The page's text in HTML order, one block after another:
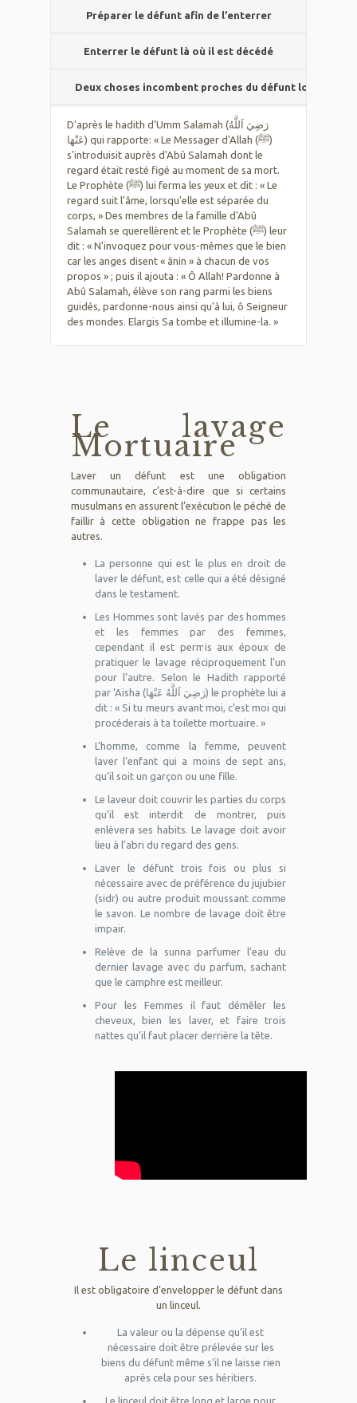
Préparer le défunt afin de l’enterrer
Enterrer le défunt là où il est décédé
Deux choses incombent proches du défunt lorsque la
D'après le hadith d’Umm Salamah (رَضِيَ اَللَّهُ
عَنْهَا) qui rapporte: « Le Messager d'Allah (ﷺ)
s'introduisit auprès d'Abû Salamah dont le
regard était resté figé au moment de sa mort.
Le Prophète (ﷺ) lui ferma les yeux et dit : « Le
regard suit l'âme, lorsqu'elle est séparée du
corps, » Des membres de la famille d'Abû
Salamah se querellèrent et le Prophète (ﷺ) leur
dit : « N'invoquez pour vous-mêmes que le bien
car les anges disent « ânin » à chacun de vos
propos » ; puis il ajouta : « Ô Allah! Pardonne à
Abû Salamah, élève son rang parmi les biens
guidés, pardonne-nous ainsi qu'à lui, ô Seigneur
des mondes. Elargis Sa tombe et illumine-la. »
Le lavage
Mortuaire
Laver un défunt est une obligation
communautaire, c’est-à-dire que si certains
musulmans en assurent l’exécution le péché de
faillir à cette obligation ne frappe pas les
autres.
La personne qui est le plus en droit de
laver le défunt, est celle qui a été désigné
dans le testament.
Les Hommes sont lavés par des hommes
et les femmes par des femmes,
cependant il est permis aux époux de
pratiquer le lavage réciproquement l’un
pour l’autre. Selon le Hadith rapporté
par ‘Aisha (رَضِيَ اَللَّهُ عَنْهَا) le prophète lui a
dit : « Si tu meurs avant moi, c’est moi qui
procéderais à ta toilette mortuaire. »
L’homme, comme la femme, peuvent
laver l’enfant qui a moins de sept ans,
qu’il soit un garçon ou une fille.
Le laveur doit couvrir les parties du corps
qu’il est interdit de montrer, puis
enlèvera ses habits. Le lavage doit avoir
lieu à l'abri du regard des gens.
Laver le défunt trois fois ou plus si
nécessaire avec de préférence du jujubier
(sidr) ou autre produit moussant comme
le savon. Le nombre de lavage doit être
impair.
Relève de la sunna parfumer l’eau du
dernier lavage avec du parfum, sachant
que le camphre est meilleur.
Pour les Femmes il faut démêler les
cheveux, bien les laver, et faire trois
nattes qu’il faut placer derrière la tête.
Le linceul
Il est obligatoire d’envelopper le défunt dans
un linceul.
La valeur ou la dépense qu’il est
nécessaire doit être prélevée sur les
biens du défunt même s’il ne laisse rien
après cela pour ses héritiers.
Le linceul doit être long et large pour